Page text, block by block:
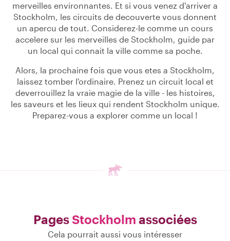
merveilles environnantes. Et si vous venez d'arriver a
Stockholm, les circuits de decouverte vous donnent
un apercu de tout. Considerez-le comme un cours
accelere sur les merveilles de Stockholm, guide par
un local qui connait la ville comme sa poche.
Alors, la prochaine fois que vous etes a Stockholm,
laissez tomber l'ordinaire. Prenez un circuit local et
deverrouillez la vraie magie de la ville - les histoires,
les saveurs et les lieux qui rendent Stockholm unique.
Preparez-vous a explorer comme un local !
PagesStockholm associées
Cela pourrait aussi vous intéresser